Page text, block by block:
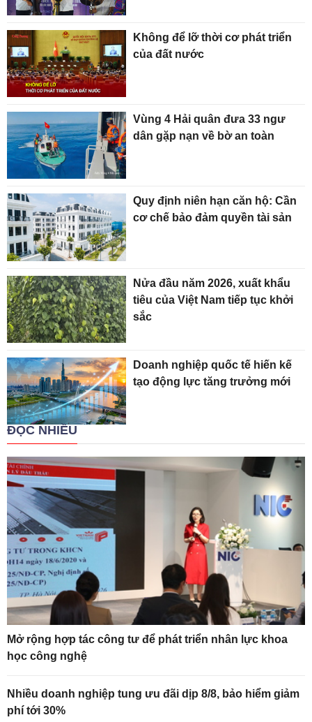
Không để lỡ thời cơ phát triển
của đất nước
Vùng 4 Hải quân đưa 33 ngư
dân gặp nạn về bờ an toàn
Quy định niên hạn căn hộ: Cần
cơ chế bảo đảm quyền tài sản
Nửa đầu năm 2026, xuất khẩu
tiêu của Việt Nam tiếp tục khởi
sắc
Doanh nghiệp quốc tế hiến kế
tạo động lực tăng trưởng mới
ĐỌC NHIỀU
Mở rộng hợp tác công tư để phát triển nhân lực khoa
học công nghệ
Nhiều doanh nghiệp tung ưu đãi dịp 8/8, bảo hiểm giảm
phí tới 30%